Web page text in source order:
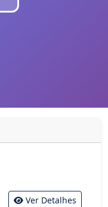
Ver Detalhes